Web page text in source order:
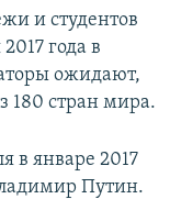
и студентов
года в
ожидают,
180 стран мира.
в январе 2017
Путин.